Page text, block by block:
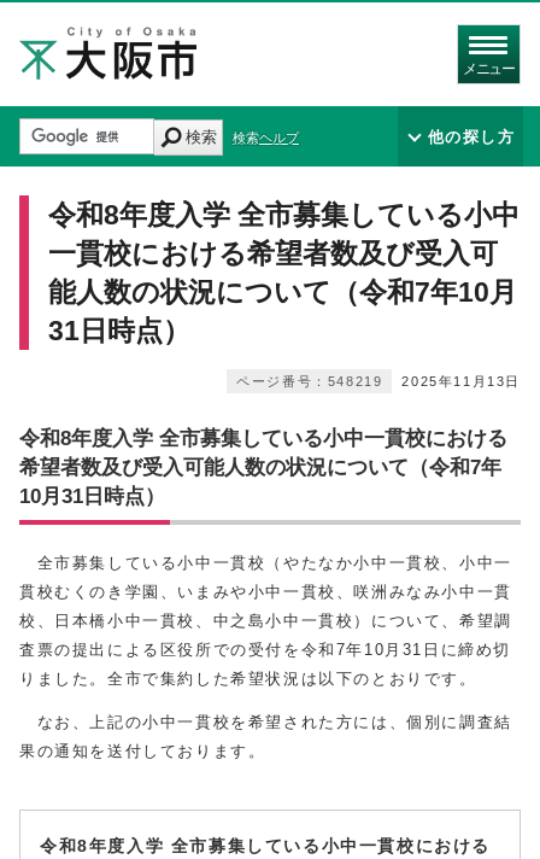
メニュー
検索 検索ヘルプ 他の探し方
令和8年度入学 全市募集している小中
一貫校における希望者数及び受入可
能人数の状況について（令和7年10月
31日時点）
2025年11月13日
ページ番号：548219
令和8年度入学 全市募集している小中一貫校における
希望者数及び受入可能人数の状況について（令和7年
10月31日時点）
全市募集している小中一貫校（やたなか小中一貫校、小中一
貫校むくのき学園、いまみや小中一貫校、咲洲みなみ小中一貫
校、日本橋小中一貫校、中之島小中一貫校）について、希望調
査票の提出による区役所での受付を令和7年10月31日に締め切
りました。全市で集約した希望状況は以下のとおりです。
なお、上記の小中一貫校を希望された方には、個別に調査結
果の通知を送付しております。
令和8年度入学 全市募集している小中一貫校における